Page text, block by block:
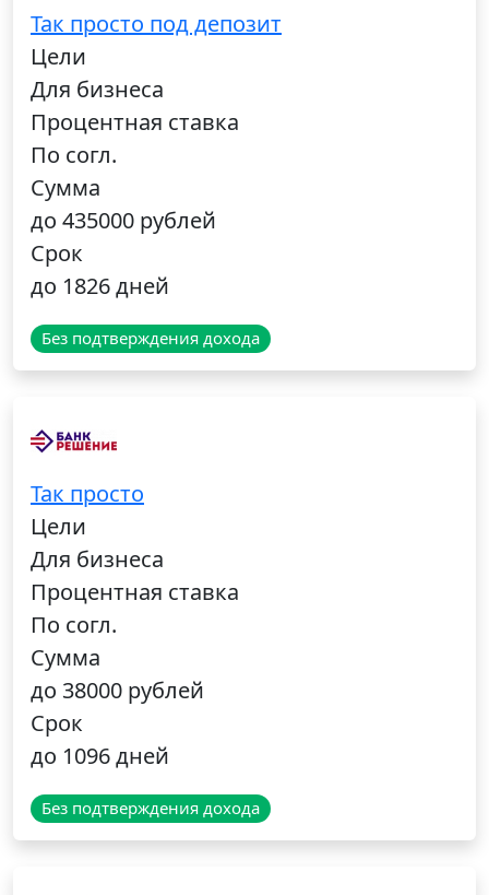
Так просто под депозит
Цели
Для бизнеса
Процентная ставка
По согл.
Сумма
до 435000 рублей
Срок
до 1826 дней
Без подтверждения дохода
Так просто
Цели
Для бизнеса
Процентная ставка
По согл.
Сумма
до 38000 рублей
Срок
до 1096 дней
Без подтверждения дохода